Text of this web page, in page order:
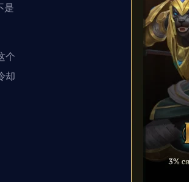
是
个
却